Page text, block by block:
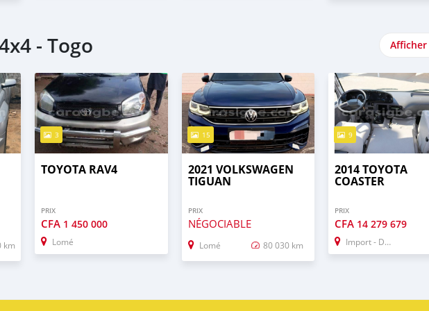
- Togo
km
3
TOYOTA RAV4
PRIX
CFA 1 450 000
Lomé
15
2021 VOLKSWAGEN
TIGUAN
PRIX
NÉGOCIABLE
Lomé 80 030 km
9
2014 TOYOTA
COASTER
PRIX
CFA 14 279 679
Import - Dubai